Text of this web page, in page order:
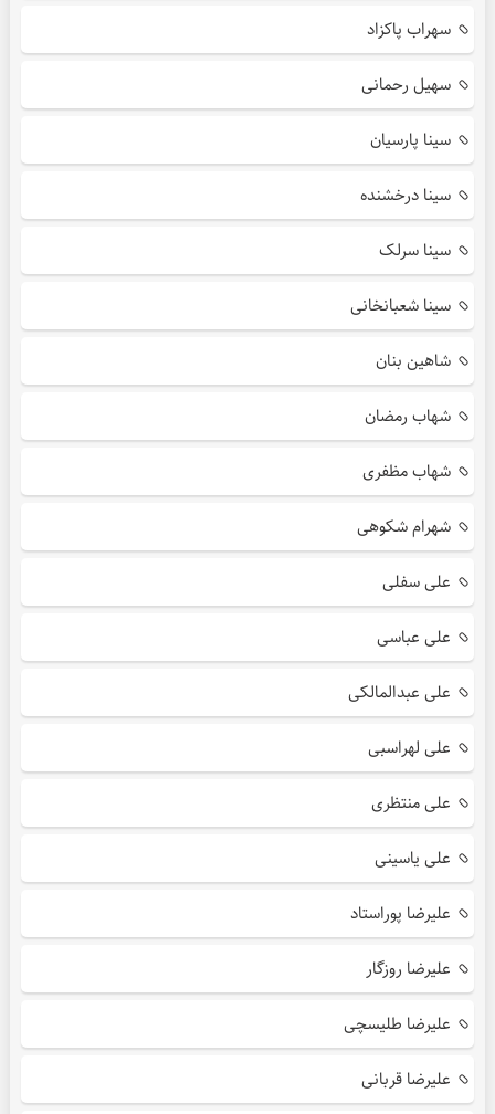
سهراب پاکزاد
سهیل رحمانی
سینا پارسیان
سینا درخشنده
سینا سرلک
سینا شعبانخانی
شاهین بنان
شهاب رمضان
شهاب مظفری
شهرام شکوهی
علی سفلی
علی عباسی
علی عبدالمالکی
علی لهراسبی
علی منتظری
علی یاسینی
علیرضا پوراستاد
علیرضا روزگار
علیرضا طلیسچی
علیرضا قربانی